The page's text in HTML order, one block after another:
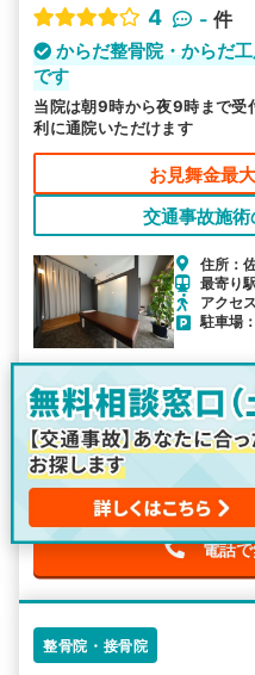
4
- 件
からだ整骨院・からだ
です
当院は朝9時から夜9時まで受
利に通院いただけます
お見舞金最大
交通事故施術
住所：
最寄り
アクセ
駐車場
お子様同伴可
予約優先制 駐
営業時間 月 火
9:00～21:00
○ ○
電話
整骨院・接骨院